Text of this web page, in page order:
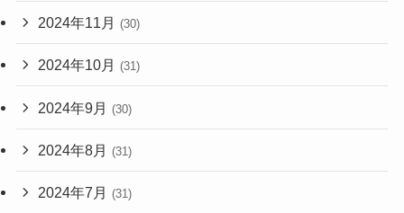
2024年11月 (30)
2024年10月 (31)
2024年9月 (30)
2024年8月 (31)
2024年7月 (31)